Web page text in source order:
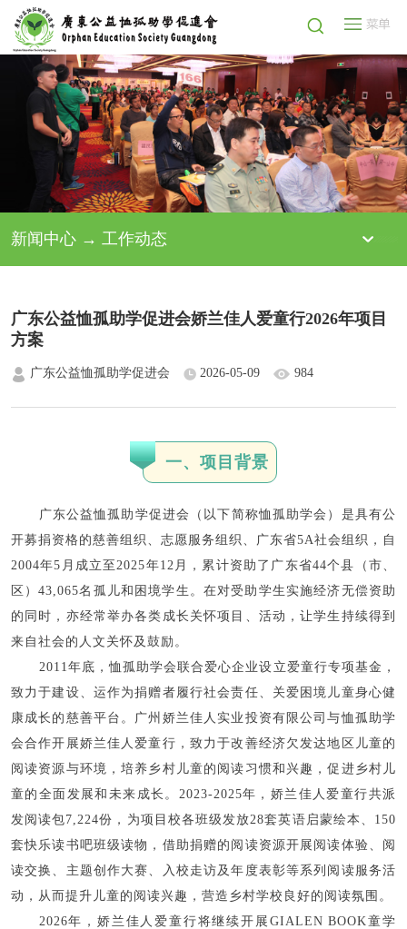
新闻中心 → 工作动态
广东公益恤孤助学促进会娇兰佳人爱童行2026年项目
方案
广东公益恤孤助学促进会 2026-05-09 984
一、项目背景
广东公益恤孤助学促进会（以下简称恤孤助学会）是具有公
开募捐资格的慈善组织、志愿服务组织、广东省5A社会组织，自
2004年5月成立至2025年12月，累计资助了广东省44个县（市、
区）43,065名孤儿和困境学生。在对受助学生实施经济无偿资助
的同时，亦经常举办各类成长关怀项目、活动，让学生持续得到
来自社会的人文关怀及鼓励。
2011年底，恤孤助学会联合爱心企业设立爱童行专项基金，
致力于建设、运作为捐赠者履行社会责任、关爱困境儿童身心健
康成长的慈善平台。广州娇兰佳人实业投资有限公司与恤孤助学
会合作开展娇兰佳人爱童行，致力于改善经济欠发达地区儿童的
阅读资源与环境，培养乡村儿童的阅读习惯和兴趣，促进乡村儿
童的全面发展和未来成长。2023-2025年，娇兰佳人爱童行共派
发阅读包7,224份，为项目校各班级发放28套英语启蒙绘本、150
套快乐读书吧班级读物，借助捐赠的阅读资源开展阅读体验、阅
读交换、主题创作大赛、入校走访及年度表彰等系列阅读服务活
动，从而提升儿童的阅读兴趣，营造乡村学校良好的阅读氛围。
2026年，娇兰佳人爱童行将继续开展GIALEN BOOK童学